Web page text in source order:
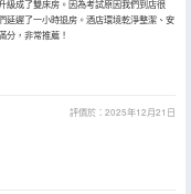
級成了雙床房。因為考試原因我們到店很
延遲了一小時退房。酒店環境乾淨整潔、安
分，非常推薦！
評價於：2025年12月21日